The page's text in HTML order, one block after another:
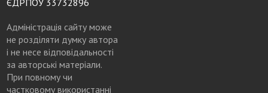
ЄДРПОУ 33732896
Адміністрація сайту може
не розділяти думку автора
і не несе відповідальності
за авторські матеріали.
При повному чи
частковому використанні